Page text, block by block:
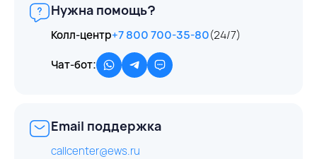
Нужна помощь?
Колл-центр+7 800 700-35-80(24/7)
Чат-бот:
Email поддержка
callcenter@ews.ru